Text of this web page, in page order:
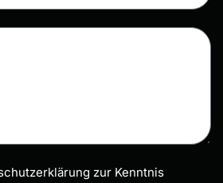
zur Kenntnis